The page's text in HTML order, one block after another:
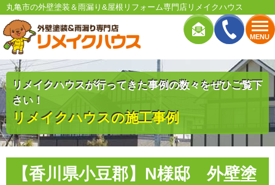
MENU
丸亀市の外壁塗装＆雨漏り&屋根リフォーム専門店リメイクハウス
リメイクハウスが行ってきた事例の数々をぜひご覧下
さい！
リメイクハウスの施工事例
【香川県小豆郡】N様邸 外壁塗